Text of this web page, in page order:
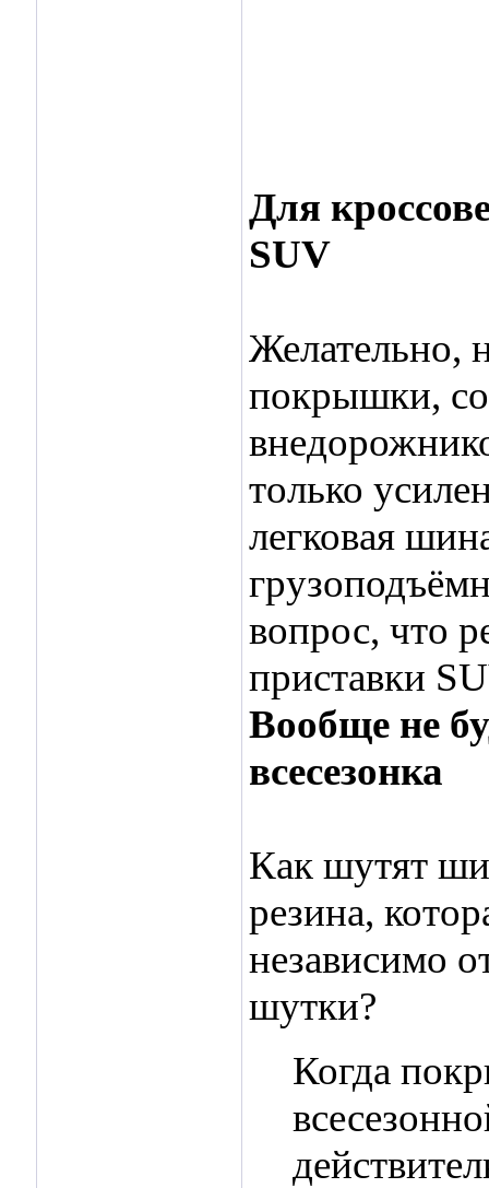
Для
SUV
Желательно,
покрышки,
только
легковая
вопрос, что
приставки
Вообще не
всесезонка
Как шутят
резина,
независимо
шутки?
Когда